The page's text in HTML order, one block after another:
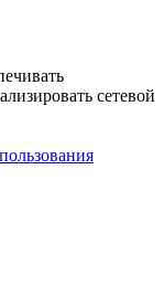
сетевой